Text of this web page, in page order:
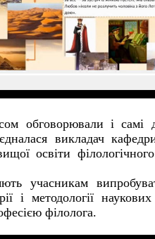
обговорювали і самі
викладач кафедри
освіти
учасникам
і методології
філолога.